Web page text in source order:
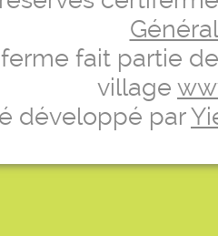
fait partie
village
développé par